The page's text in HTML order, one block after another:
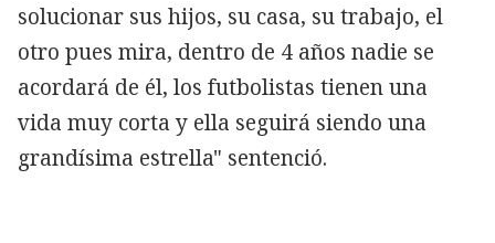
solucionar sus hijos, su casa, su trabajo, el
otro pues mira, dentro de 4 años nadie se
acordará de él, los futbolistas tienen una
vida muy corta y ella seguirá siendo una
grandísima estrella" sentenció.